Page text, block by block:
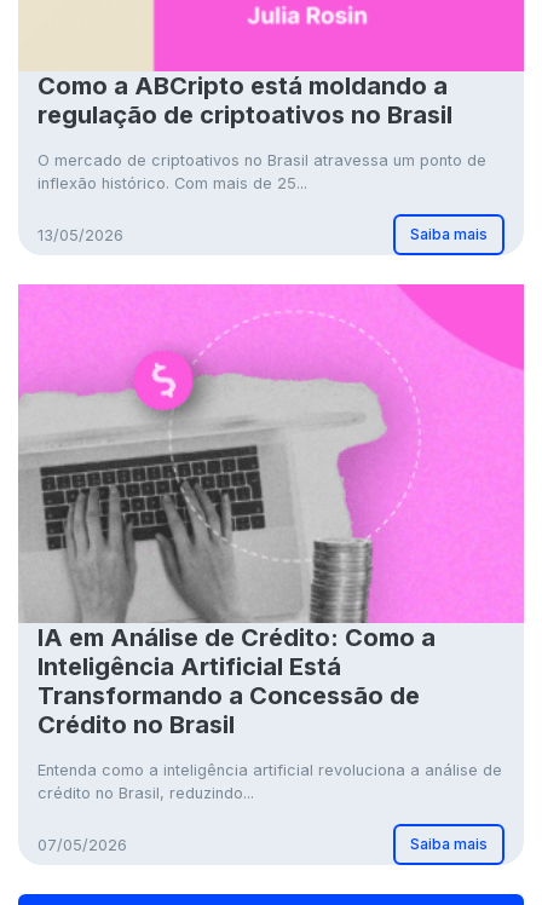
Como a ABCripto está moldando a
regulação de criptoativos no Brasil
O mercado de criptoativos no Brasil atravessa um ponto de
inflexão histórico. Com mais de 25...
13/05/2026 Saiba mais
IA em Análise de Crédito: Como a
Inteligência Artificial Está
Transformando a Concessão de
Crédito no Brasil
Entenda como a inteligência artificial revoluciona a análise de
crédito no Brasil, reduzindo...
07/05/2026 Saiba mais